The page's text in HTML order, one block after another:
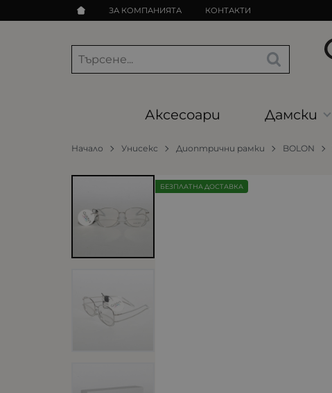
ЗА КОМПАНИЯТА КОНТАКТИ
Аксесоари Дамски
Начало Унисекс Диоптрични рамки BOLON
БЕЗПЛАТНА ДОСТАВКА